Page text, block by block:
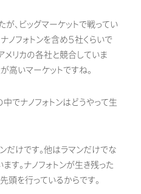
が、ビッグマーケットで戦ってい
ノフォトンを含め５社くらいで
アメリカの各社と競合していま
高いマーケットですね。
ナノフォトンはどうやって生
だけです。他はラマンだけでな
す。ナノフォトンが生き残った
頭を行っているからです。